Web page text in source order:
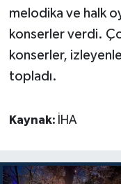
melodika ve halk
konserler verdi.
konserler,
topladı.
Kaynak: İHA